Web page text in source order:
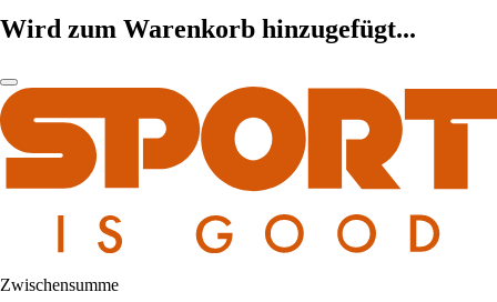
Wird zum Warenkorb hinzugefügt...
Zwischensumme